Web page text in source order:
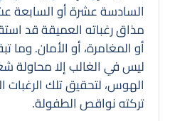
السادسة عشرة أو السابعة
مذاق رغباته العميقة قد
أو المغامرة، أو الأمان. وما
ليس في الغالب إلا محاولة
الهوس، لتحقيق تلك الرغبات
تركته نواقص الطفولة.